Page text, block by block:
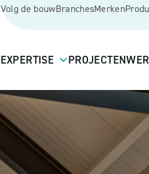
Volg de bouwBranchesMerken
EXPERTISE PROJECTEN